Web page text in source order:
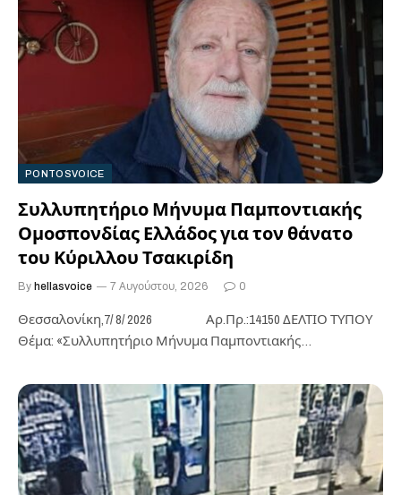
PONTOSVOICE
Συλλυπητήριο Μήνυμα Παμποντιακής
Ομοσπονδίας Ελλάδος για τον θάνατο
του Κύριλλου Τσακιρίδη
By hellasvoice 7 Αυγούστου, 2026 0
Θεσσαλονίκη,7/ 8/ 2026 Αρ.Πρ.:14150 ΔΕΛΤΙΟ ΤΥΠΟΥ
Θέμα: «Συλλυπητήριο Μήνυμα Παμποντιακής
Τσακιρίδη». Ο…